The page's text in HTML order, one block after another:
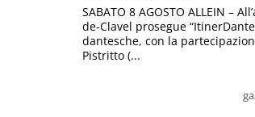
SABATO 8 AGOSTO ALLEIN –
de-Clavel prosegue
dantesche, con la
Pistritto (...